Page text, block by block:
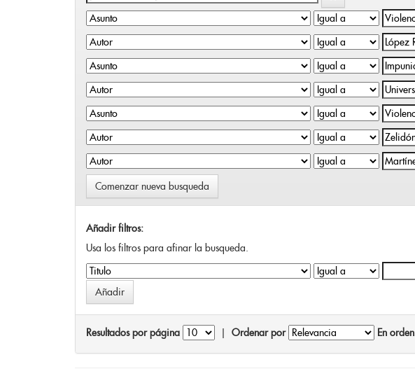
Comenzar nueva busqueda
Añadir filtros:
Usa los filtros para afinar la busqueda.
Resultados por página Ordenar por En orden